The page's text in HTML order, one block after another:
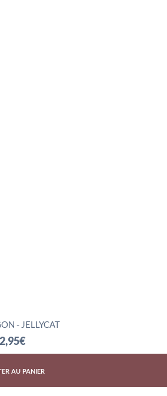
- JELLYCAT
€
au panier